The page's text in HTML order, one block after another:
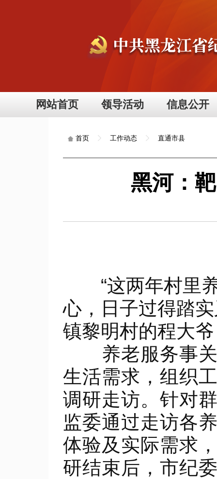
网站首页 领导活动 信息公开
首页 工作动态 直通市县
黑河：
“这两年村里养
心，日子过得踏
镇黎明村的程大
养老服务事关
生活需求，组织
调研走访。针对
监委通过走访各
体验及实际需求
研结束后，市纪